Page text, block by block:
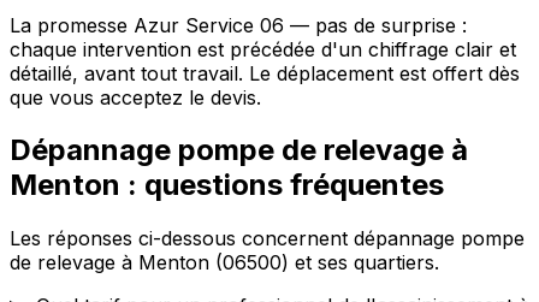
La promesse Azur Service 06 — pas de surprise :
chaque intervention est précédée d'un chiffrage clair et
détaillé, avant tout travail. Le déplacement est offert dès
que vous acceptez le devis.
Dépannage pompe de relevage à
Menton : questions fréquentes
Les réponses ci-dessous concernent dépannage pompe
de relevage à Menton (06500) et ses quartiers.